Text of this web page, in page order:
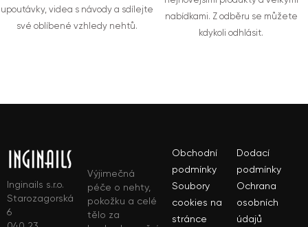
upoutávky, videa s návody a sdílejte
své oblíbené vzhledy nehtů.
nabídkami. Z odběru se můžete
kdykoli odhlásit.
Inginails s.r.o.
Starozagorská
6
Výjimečná
péče o nehty,
pokožku a celé
tělo za
Obchodní
podmínky
Dodací
podmínky
Soubory
cookies na
stránce
Ochrana
osobních
údajů